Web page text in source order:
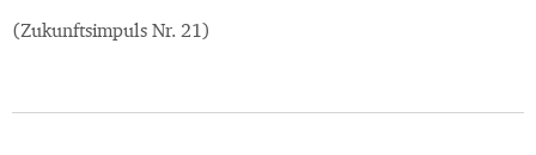
(Zukunftsimpuls Nr. 21)